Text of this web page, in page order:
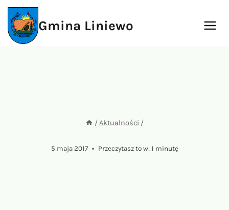
Przejdź
treści
Gmina Liniewo
/Aktualności /
5 maja 2017 Przeczytasz to w:1 minutę